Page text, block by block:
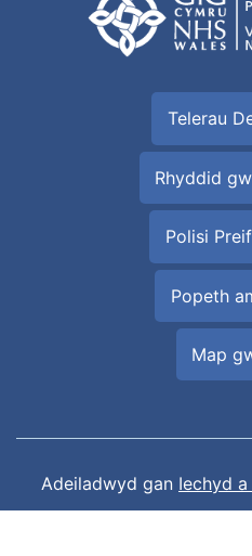
Telerau
Rhyddid
Polisi
Popeth
Map
Adeiladwyd gan Iechyd